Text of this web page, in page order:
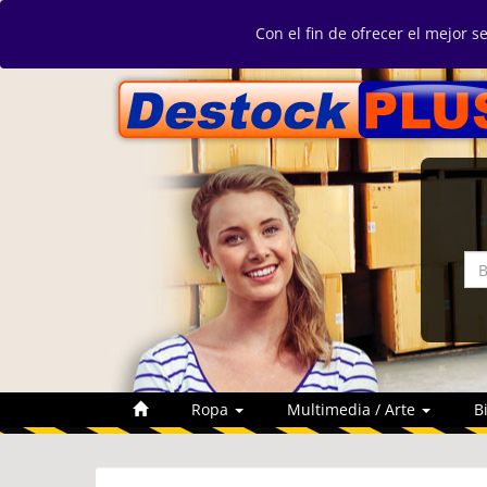
Con el fin de ofrecer el mejor
Ropa Multimedia / Arte